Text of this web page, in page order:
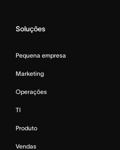
Soluções
Pequena empresa
Marketing
Operações
TI
Produto
Vendas